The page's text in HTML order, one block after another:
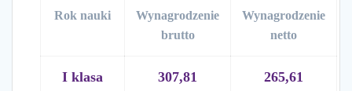
Rok nauki
Wynagrodzenie
brutto
Wynagrodzenie
netto
I klasa 307,81 265,61